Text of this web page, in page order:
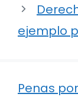
ejemplo
Penas